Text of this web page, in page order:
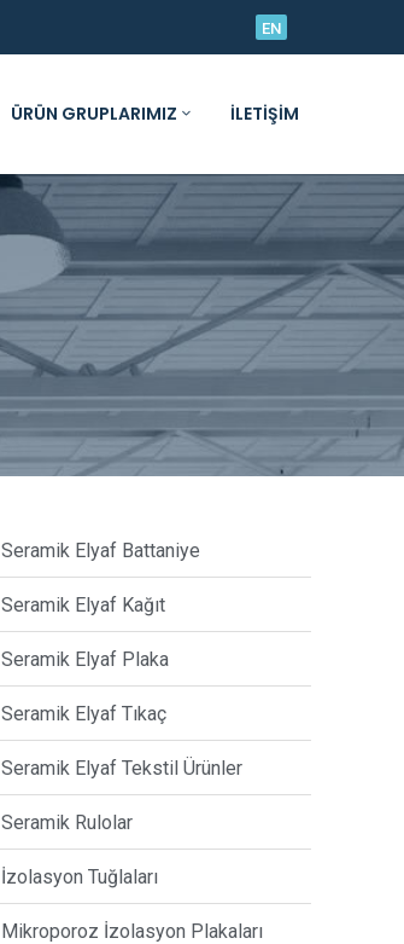
EN
ÜRÜN GRUPLARIMIZ İLETIŞIM
Seramik Elyaf Battaniye
Seramik Elyaf Kağıt
Seramik Elyaf Plaka
Seramik Elyaf Tıkaç
Seramik Elyaf Tekstil Ürünler
Seramik Rulolar
İzolasyon Tuğlaları
Mikroporoz İzolasyon Plakaları